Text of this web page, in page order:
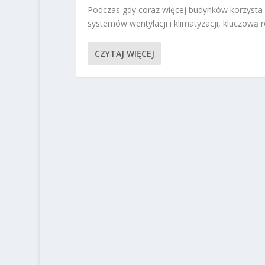
Podczas gdy coraz więcej budynków korzysta
systemów wentylacji i klimatyzacji, kluczową
CZYTAJ WIĘCEJ